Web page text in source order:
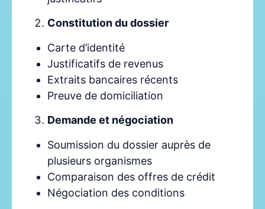
Constitution du dossier
Carte d’identité
Justificatifs de revenus
Extraits bancaires récents
Preuve de domiciliation
Demande et négociation
Soumission du dossier auprès de
plusieurs organismes
Comparaison des offres de crédit
Négociation des conditions